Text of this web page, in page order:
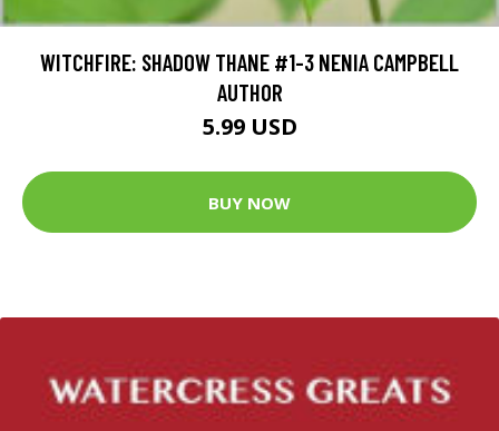
WITCHFIRE: SHADOW THANE #1-3 NENIA CAMPBELL
AUTHOR
5.99 USD
BUY NOW